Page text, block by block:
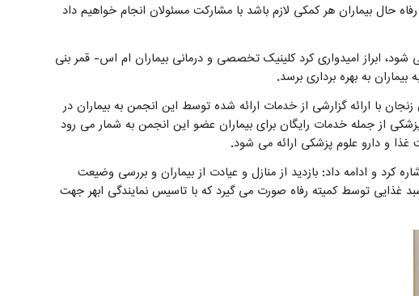
حال بیماران هر کمکی لازم باشد با مشارکت مسئولان انجام خواهیم داد
شود، ابراز امیدواری کرد کلینیک تخصصی و درمانی بیماران ام اس- قمر بنی
به بهره برداری برسد.
با ارائه گزارشی از خدمات ارائه شده توسط این انجمن به بیماران در
از جمله خدمات رایگان برای بیماران عضو این انجمن به شمار می رود
و دارو علوم پزشکی ارائه می شود.
و ادامه داد: بازدید از منازل و عیادت از بیماران و بررسی وضیعت
غذایی توسط کمیته رفاه صورت می گیرد که با تاسیس نمایندگی ابهر جهت